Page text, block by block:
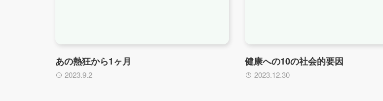
あの熱狂から1ヶ月
2023.9.2
健康への10の社会的要因
2023.12.30